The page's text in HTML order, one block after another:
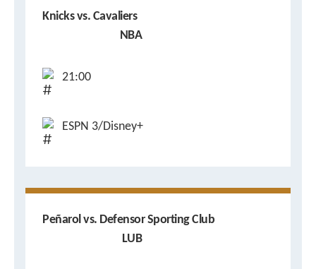
Knicks vs. Cavaliers
NBA
21:00
ESPN 3/Disney+
Peñarol vs. Defensor Sporting Club
LUB